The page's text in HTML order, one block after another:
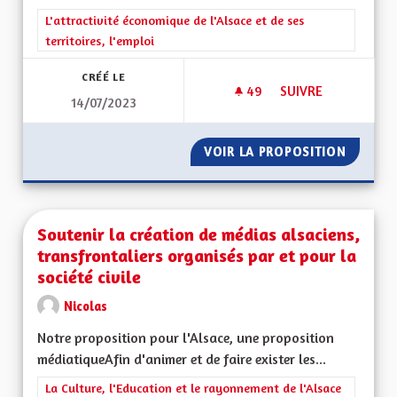
Filtrer les résultats de la catégorie : L'attractivité
L'attractivité économique de l'Alsace et de ses
territoires, l'emploi
CRÉÉ LE
14/07/2023
49 49 ABONNÉS
SUIVRE
VOIR LA PROPOSITION POUR
Soutenir la création de médias alsaciens,
transfrontaliers organisés par et pour la
société civile
Nicolas
Notre proposition pour l'Alsace, une proposition
médiatiqueAfin d'animer et de faire exister les...
Filtrer les résultats de la catégorie : La Culture, l'Education et
La Culture, l'Education et le rayonnement de l'Alsace